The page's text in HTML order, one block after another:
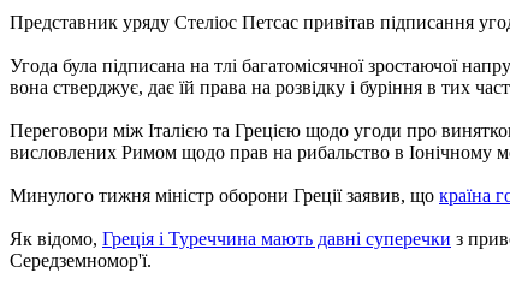
Представник уряду Стеліос Петсас привітав підписання
Угода була підписана на тлі багатомісячної зростаючої
вона стверджує, дає їй права на розвідку і буріння в тих
Переговори між Італією та Грецією щодо угоди про
висловлених Римом щодо прав на рибальство в Іонічному
Минулого тижня міністр оборони Греції заявив, що країна
Як відомо, Греція і Туреччина мають давні суперечки з
Середземномор'ї.